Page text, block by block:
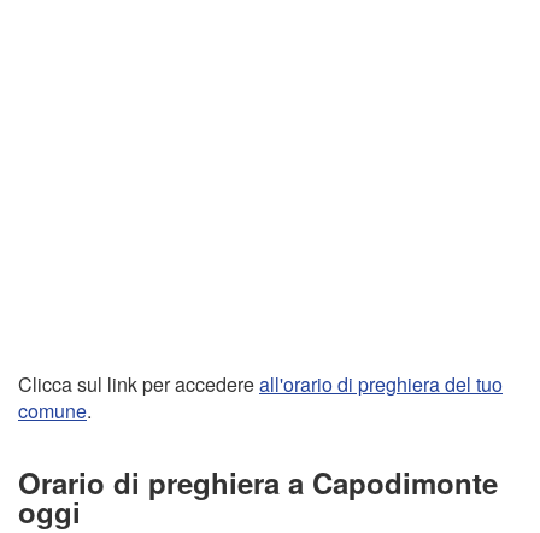
Clicca sul link per accedereall'orario di preghiera del tuo
comune.
Orario di preghiera a Capodimonte
oggi